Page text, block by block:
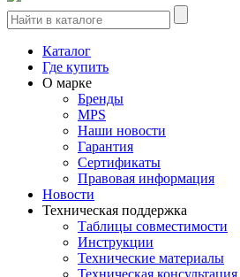
Каталог
Где купить
О марке
Бренды
MPS
Наши новости
Гарантия
Сертификаты
Правовая информация
Новости
Техническая поддержка
Таблицы совместимости
Инструкции
Технические материалы
Техническая консультация